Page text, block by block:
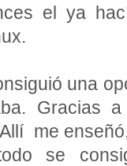
el ya
una
Gracias
me
se